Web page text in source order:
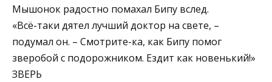
Мышонок радостно помахал Бипу вслед.
«Всё-таки дятел лучший доктор на свете, –
подумал он. – Смотрите-ка, как Бипу помог
зверобой с подорожником. Ездит как новенький!»
ЗВЕРЬ